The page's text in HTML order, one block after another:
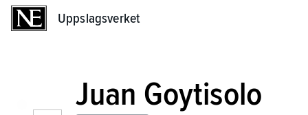
Uppslagsverket
Juan Goytisolo